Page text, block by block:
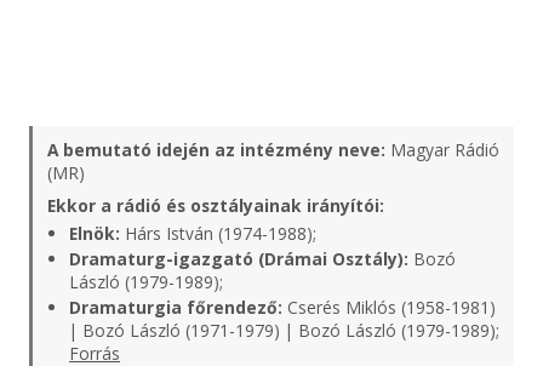
A bemutató idején az intézmény neve: Magyar Rádió
(MR)
Ekkor a rádió és osztályainak irányítói:
Elnök: Hárs István (1974-1988);
Dramaturg-igazgató (Drámai Osztály): Bozó
László (1979-1989);
Dramaturgia főrendező: Cserés Miklós (1958-1981)
| Bozó László (1971-1979) | Bozó László (1979-1989);
Forrás